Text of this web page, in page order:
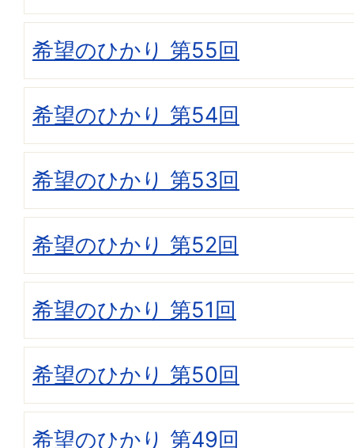
希望のひかり 第55回
希望のひかり 第54回
希望のひかり 第53回
希望のひかり 第52回
希望のひかり 第51回
希望のひかり 第50回
希望のひかり 第49回